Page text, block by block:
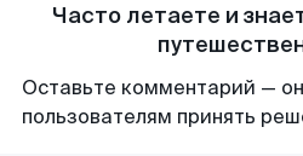
Часто летаете и
Оставьте комментарий —
пользователям принять